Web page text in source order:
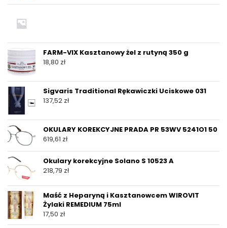
FARM-VIX Kasztanowy żel z rutyną 350 g
18,80 zł
Sigvaris Traditional Rękawiczki Uciskowe 031
137,52 zł
OKULARY KOREKCYJNE PRADA PR 53WV 5241O1 50
619,61 zł
Okulary korekcyjne Solano S 10523 A
218,79 zł
Maść z Heparyną i Kasztanowcem WIROVIT
Żylaki REMEDIUM 75ml
17,50 zł